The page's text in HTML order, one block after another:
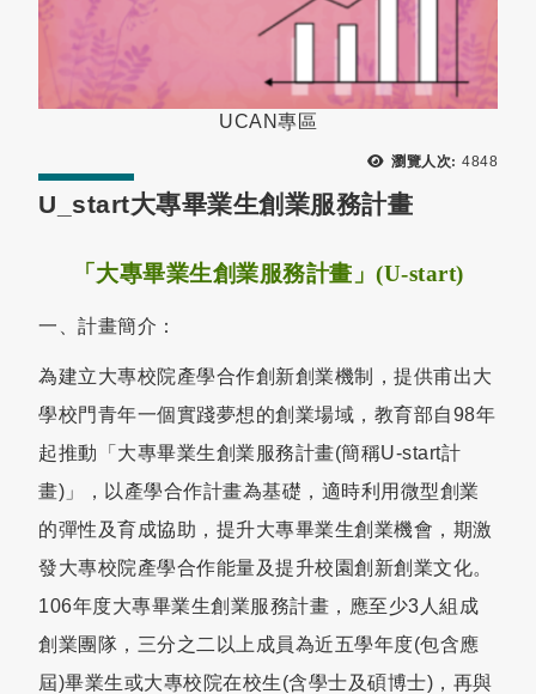
UCAN專區
瀏覽人次: 瀏覽次
4848
U_start大專畢業生創業服務計畫
「大專畢業生創業服務計畫」(U-start)
一、計畫簡介：
為建立大專校院產學合作創新創業機制，提供甫出大
學校門青年一個實踐夢想的創業場域，教育部自98年
起推動「大專畢業生創業服務計畫(簡稱U-start計
畫)」，以產學合作計畫為基礎，適時利用微型創業
的彈性及育成協助，提升大專畢業生創業機會，期激
發大專校院產學合作能量及提升校園創新創業文化。
106年度大專畢業生創業服務計畫，應至少3人組成
創業團隊，三分之二以上成員為近五學年度(包含應
屆)畢業生或大專校院在校生(含學士及碩博士)，再與